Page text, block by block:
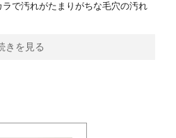
で汚れがたまりがちな毛穴の汚れ
きを見る